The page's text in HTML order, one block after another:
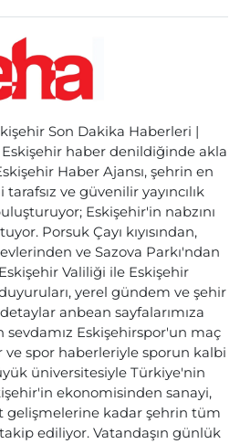
Son Dakika Haberleri |
Eskişehir haber denildiğinde akla
Haber Ajansı, şehrin en
ve güvenilir yayıncılık
Eskişehir'in nabzını
Porsuk Çayı kıyısından,
ve Sazova Parkı'ndan
Valiliği ile Eskişehir
yerel gündem ve şehir
anbean sayfalarımıza
sevdamız Eskişehirspor'un maç
ve spor haberleriyle sporun kalbi
üniversitesiyle Türkiye'nin
ekonomisinden sanayi,
gelişmelerine kadar şehrin tüm
ediliyor. Vatandaşın günlük